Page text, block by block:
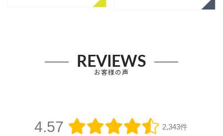
REVIEWS
お客様の声
4.57 2,343件